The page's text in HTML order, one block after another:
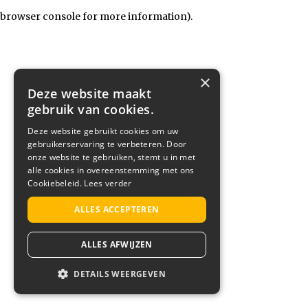
browser console for more information).
×
Deze website maakt
gebruik van cookies.
Deze website gebruikt cookies om uw
gebruikerservaring te verbeteren. Door
onze website te gebruiken, stemt u in met
alle cookies in overeenstemming met ons
Cookiebeleid. Lees verder
ALLES ACCEPTEREN
ALLES AFWIJZEN
DETAILS WEERGEVEN
STRIKT NOODZAKELIJK